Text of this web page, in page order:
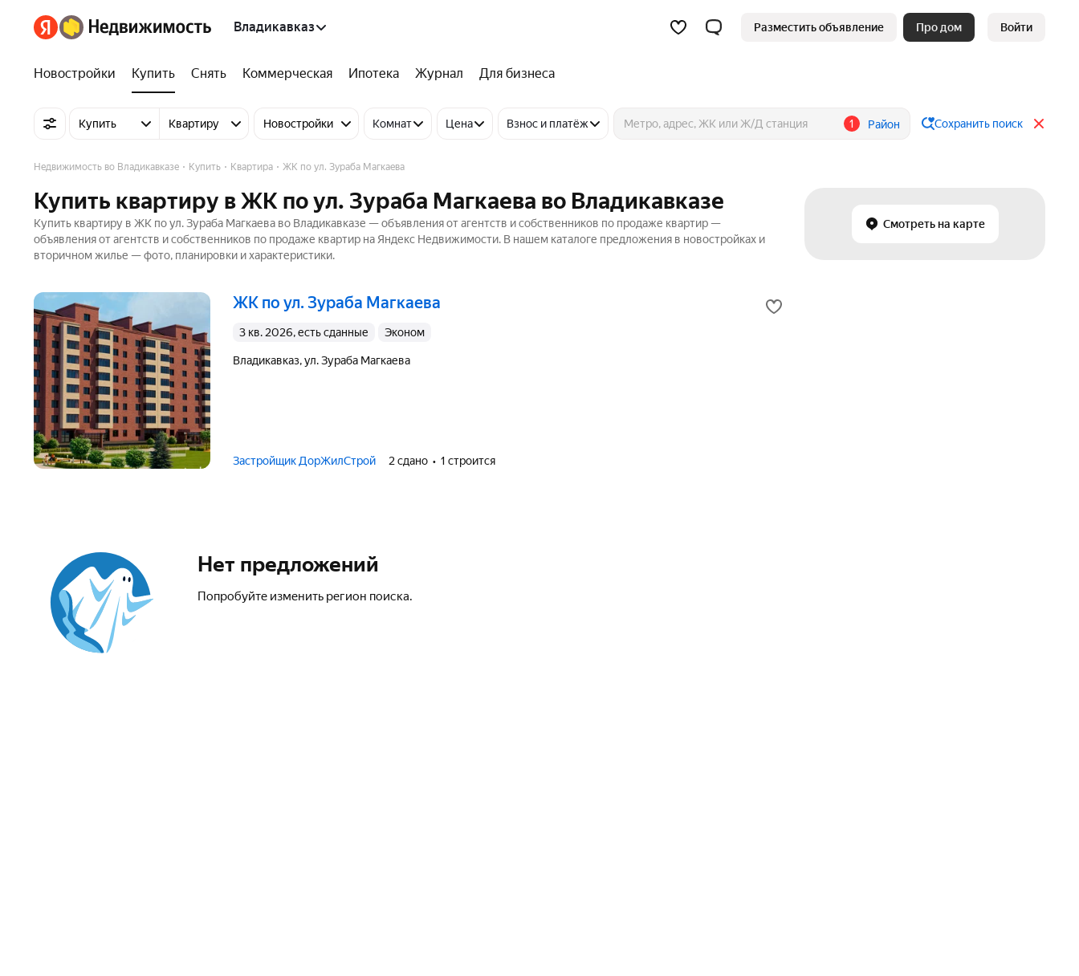
Владикавказ Разместить объявление Про дом Войти
Новостройки Купить Снять Коммерческая Ипотека Журнал Для бизнеса
Купить Квартиру Новостройки Комнат Цена Взнос и платёж 1 Район Сохранить поиск
Смотреть на карте
Недвижимость во Владикавказе Купить Квартира ЖК по ул. Зураба Магкаева
Купить квартиру в ЖК по ул. Зураба Магкаева во Владикавказе
Купить квартиру в ЖК по ул. Зураба Магкаева во Владикавказе — объявления от агентств и собственников по продаже квартир —
объявления от агентств и собственников по продаже квартир на Яндекс Недвижимости. В нашем каталоге предложения в новостройках и
вторичном жилье — фото, планировки и характеристики.
ЖК по ул. Зураба Магкаева
3 кв. 2026, есть сданные эконом
Владикавказ,ул. Зураба Магкаева
Застройщик ДорЖилСтрой 2 сдано 1 строится
Нет предложений
Попробуйте изменить регион поиска.